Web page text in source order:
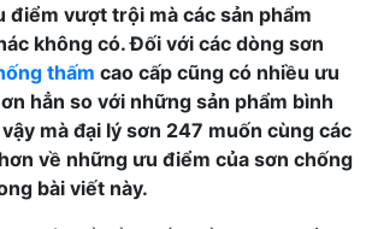
điểm vượt trội mà các sản phẩm
không có. Đối với các dòng sơn
thấm cao cấp cũng có nhiều ưu
hẳn so với những sản phẩm bình
mà đại lý sơn 247 muốn cùng các
về những ưu điểm của sơn chống
bài viết này.